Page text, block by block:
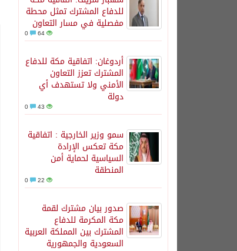
للدفاع المشترك تمثل محطة
مفصلية في مسار التعاون
64
أردوغان: اتفاقية مكة للدفاع
المشترك تعزز التعاون
الأمني ولا تستهدف أي
دولة
43
سمو وزير الخارجية : اتفاقية
مكة تعكس الإرادة
السياسية لحماية أمن
المنطقة
22
صدور بيان مشترك لقمة
مكة المكرمة للدفاع
المشترك بين المملكة العربية
السعودية والجمهورية